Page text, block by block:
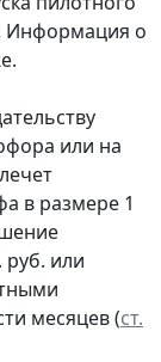
Информация о
или на
в размере 1
или
месяцев (ст.